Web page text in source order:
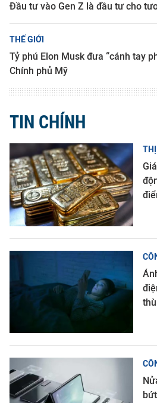
Đầu tư vào Gen Z là đầu tư cho
THẾ GIỚI
Tỷ phú Elon Musk đưa “cánh tay
Chính phủ Mỹ
TIN CHÍNH